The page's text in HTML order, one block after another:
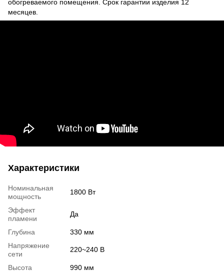
обогреваемого помещения. Срок гарантии изделия 12
месяцев.
Характеристики
Номинальная
мощность
1800 Вт
Эффект
пламени
Да
Глубина
330 мм
Напряжение
сети
220~240 В
Высота
990 мм